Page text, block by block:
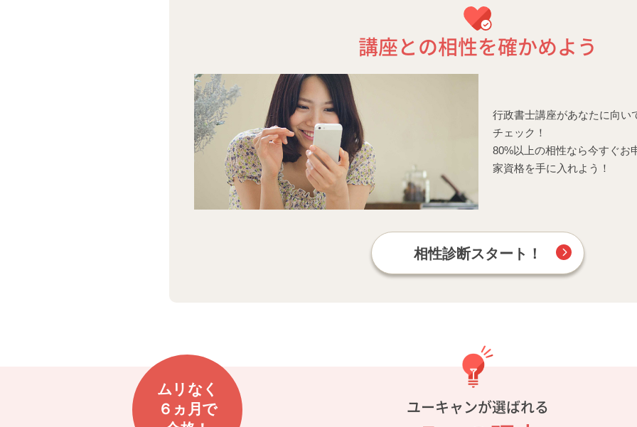
講座との相性を確かめよう
行政書士講座があなたに向い
チェック！
80%以上の相性なら今すぐお
家資格を手に入れよう！
相性診断スタート！
ムリなく
６ヵ月で
ユーキャンが選ばれる